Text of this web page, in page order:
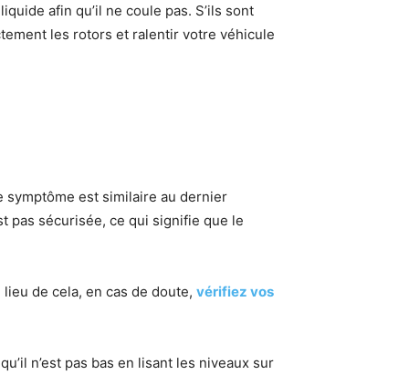
afin qu’il ne coule pas. S’ils sont
les rotors et ralentir votre véhicule
symptôme est similaire au dernier
pas sécurisée, ce qui signifie que le
de cela, en cas de doute, vérifiez vos
n’est pas bas en lisant les niveaux sur